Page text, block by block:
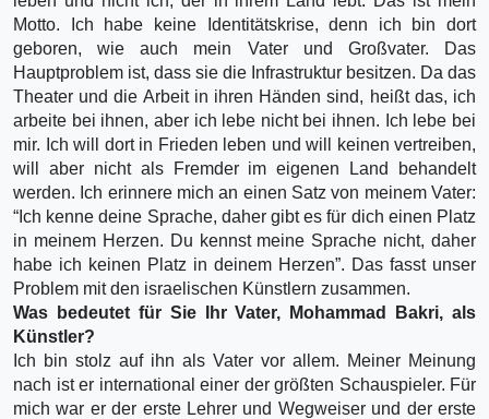
Motto. Ich habe keine Identitätskrise, denn ich bin dort
geboren, wie auch mein Vater und Großvater. Das
Hauptproblem ist, dass sie die Infrastruktur besitzen. Da das
Theater und die Arbeit in ihren Händen sind, heißt das, ich
arbeite bei ihnen, aber ich lebe nicht bei ihnen. Ich lebe bei
mir. Ich will dort in Frieden leben und will keinen vertreiben,
will aber nicht als Fremder im eigenen Land behandelt
werden. Ich erinnere mich an einen Satz von meinem Vater:
“Ich kenne deine Sprache, daher gibt es für dich einen Platz
in meinem Herzen. Du kennst meine Sprache nicht, daher
habe ich keinen Platz in deinem Herzen”. Das fasst unser
Problem mit den israelischen Künstlern zusammen.
Was bedeutet für Sie Ihr Vater, Mohammad Bakri, als
Künstler?
Ich bin stolz auf ihn als Vater vor allem. Meiner Meinung
nach ist er international einer der größten Schauspieler. Für
mich war er der erste Lehrer und Wegweiser und der erste